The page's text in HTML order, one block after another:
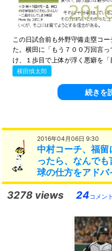
この日試合前も外野守備走塁コ
た。横田に「もう７００万回言
け、１歩目で上体が浮く悪癖を
横田慎太郎
続きを
2016年04月06日 9:30
中村コーチ、福
ったら、なんで
球の仕方をアドバ
3278 views 24コメント